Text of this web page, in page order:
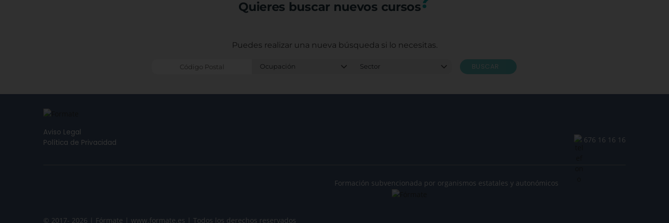
Quieres buscar nuevos cursos
Puedes realizar una nueva búsqueda si lo necesitas.
BUSCAR
Aviso Legal
Política de Privacidad
676 16 16 16
© 2017- 2026 | Fórmate | www.formate.es | Todos los derechos reservados
Formación subvencionada por organismos estatales y autonómicos